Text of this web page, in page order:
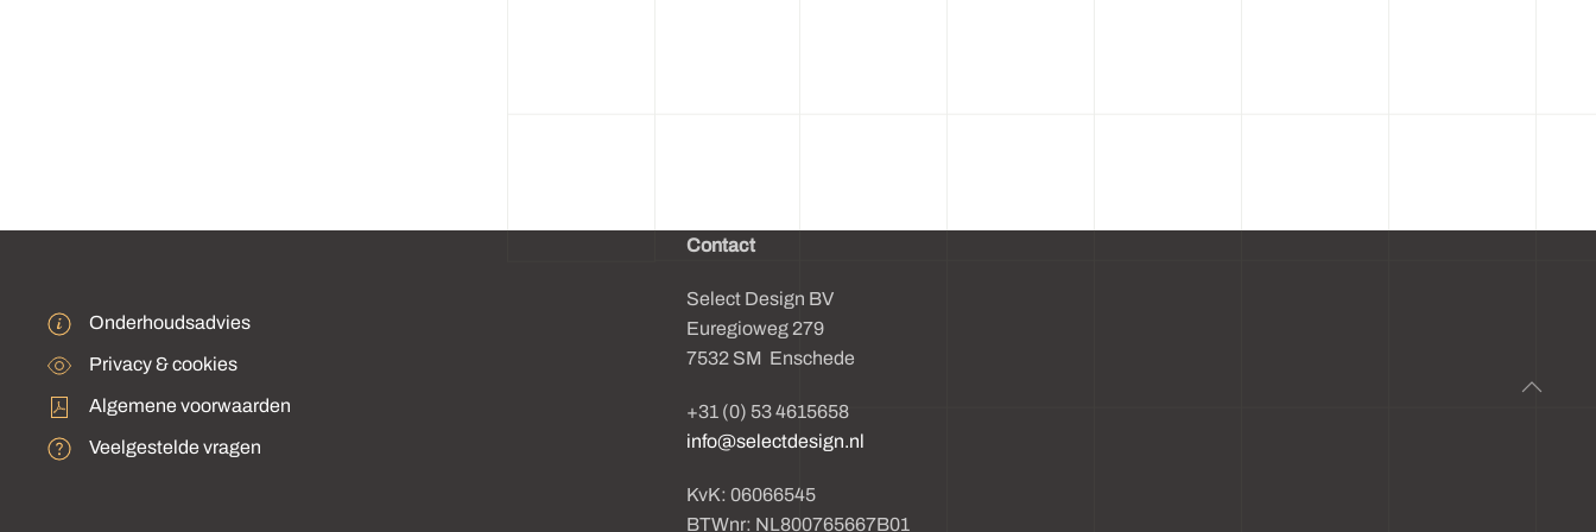
Onderhoudsadvies
Privacy & cookies
Algemene voorwaarden
Veelgestelde vragen
Contact
Select Design BV
Euregioweg 279
7532 SM Enschede
+31 (0) 53 4615658
info@selectdesign.nl
KvK: 06066545
BTWnr: NL800765667B01